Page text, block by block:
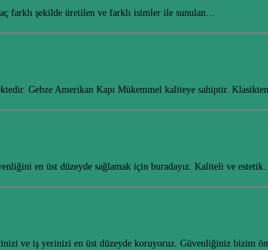
farklı şekilde üretilen ve farklı isimler ile sunulan…
Gebze Amerikan Kapı Mükemmel kaliteye sahiptir.
en üst düzeyde sağlamak için buradayız. Kaliteli ve
ve iş yerinizi en üst düzeyde koruyoruz. Güvenliğiniz bizim